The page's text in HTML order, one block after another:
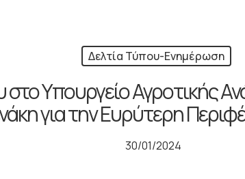
Δελτία Τύπου-Ενημέρωση
Υπουργείο Αγροτικής
για την Ευρύτερη
30/01/2024